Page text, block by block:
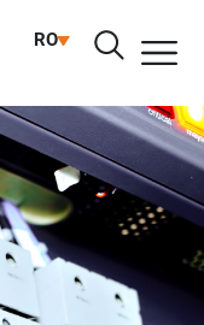
RO